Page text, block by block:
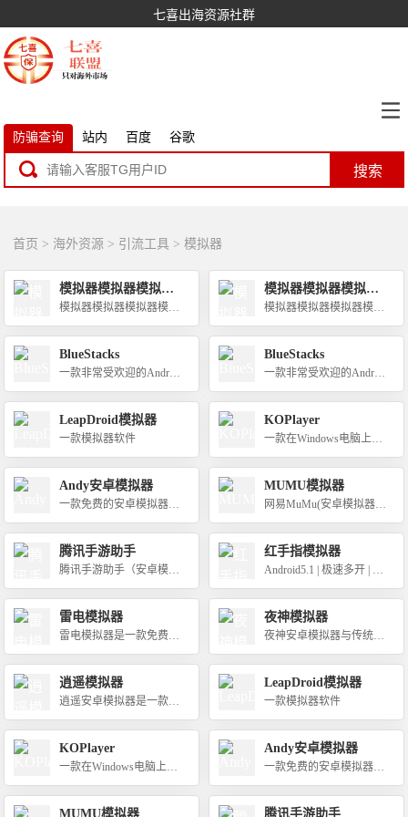
七喜出海资源社群
防骗查询 站内 百度 谷歌
搜索
首页 > 海外资源 > 引流工具 >模拟器
模拟器模拟器模拟器
模拟器
模拟器模拟器模拟器模拟
器
模拟器模拟器模拟器
模拟器
模拟器模拟器模拟器模拟
器
BlueStacks
一款非常受欢迎的Android
模拟器软件
BlueStacks
一款非常受欢迎的Android
模拟器软件
LeapDroid模拟器
一款模拟器软件
KOPlayer
一款在Windows电脑上运
行Android应用程序的模拟
Andy安卓模拟器
一款免费的安卓模拟器软
件
MUMU模拟器
网易MuMu(安卓模拟器),
是网易官方推出的精品游
戏服务平台
腾讯手游助手
腾讯手游助手（安卓模拟
器），完美兼容X86/AM
D,在性能、稳定性、兼容
性等方面领先同类产品。
红手指模拟器
Android5.1 | 极速多开 | 流
畅运行 | 完美兼容
雷电模拟器
雷电模拟器是一款免费的
安卓模拟器,能够让你在电
脑上畅玩手机游戏。基于
安卓5.1.1内核,使模拟器具
备极高兼容性。
夜神模拟器
夜神安卓模拟器与传统安
卓模拟器相比，基于andro
id5.1.1同时支持android7.1,
兼容X86/AMD,在性能、
稳定性、兼容性都非常出
逍遥模拟器
逍遥安卓模拟器是一款口
碑和性能都很好的老牌安
LeapDroid模拟器
一款模拟器软件
KOPlayer
一款在Windows电脑上运
行Android应用程序的模拟
Andy安卓模拟器
一款免费的安卓模拟器软
件
MUMU模拟器 腾讯手游助手